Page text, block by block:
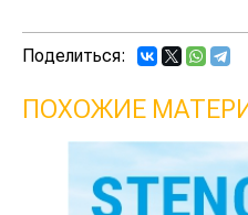
Поделиться:
ПОХОЖИЕ